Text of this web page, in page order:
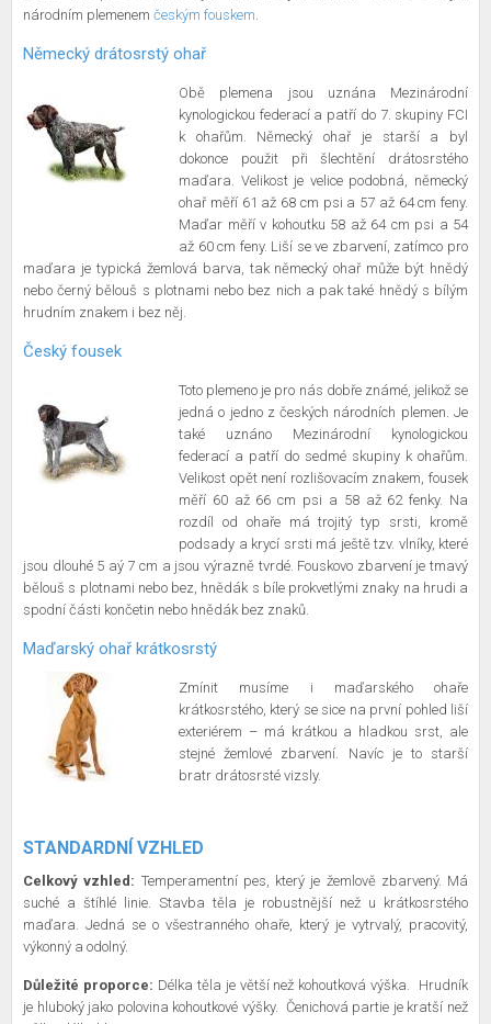
národním plemenem českým fouskem
Německý drátosrstý ohař
Obě plemena jsou uznána Mezinárodní
kynologickou federací a patří do 7. skupiny FCI
k ohařům. Německý ohař je starší a byl
dokonce použit při šlechtění drátosrstého
maďara. Velikost je velice podobná, německý
ohař měří 61 až 68 cm psi a 57 až 64 cm feny.
Maďar měří v kohoutku 58 až 64 cm psi a 54
až 60 cm feny. Liší se ve zbarvení, zatímco pro
maďara je typická žemlová barva, tak německý ohař může být hnědý
nebo černý bělouš s plotnami nebo bez nich a pak také hnědý s bílým
hrudním znakem i bez něj.
Český fousek
Toto plemeno je pro nás dobře známé, jelikož se
jedná o jedno z českých národních plemen. Je
také uznáno Mezinárodní kynologickou
federací a patří do sedmé skupiny k ohařům.
Velikost opět není rozlišovacím znakem, fousek
měří 60 až 66 cm psi a 58 až 62 fenky. Na
rozdíl od ohaře má trojitý typ srsti, kromě
podsady a krycí srsti má ještě tzv. vlníky, které
jsou dlouhé 5 aý 7 cm a jsou výrazně tvrdé. Fouskovo zbarvení je tmavý
bělouš s plotnami nebo bez, hnědák s bíle prokvetlými znaky na hrudi a
spodní části končetin nebo hnědák bez znaků.
Maďarský ohař krátkosrstý
Zmínit musíme i maďarského ohaře
krátkosrstého, který se sice na první pohled liší
exteriérem – má krátkou a hladkou srst, ale
stejné žemlové zbarvení. Navíc je to starší
bratr drátosrsté vizsly.
STANDARDNÍ VZHLED
Celkový vzhled: Temperamentní pes, který je žemlově zbarvený. Má
suché a štíhlé linie. Stavba těla je robustnější než u krátkosrstého
maďara. Jedná se o všestranného ohaře, který je vytrvalý, pracovitý,
výkonný a odolný.
Důležité proporce: Délka těla je větší než kohoutková výška.
Hrudník
je hluboký jako polovina kohoutkové výšky. Čenichová partie je kratší než